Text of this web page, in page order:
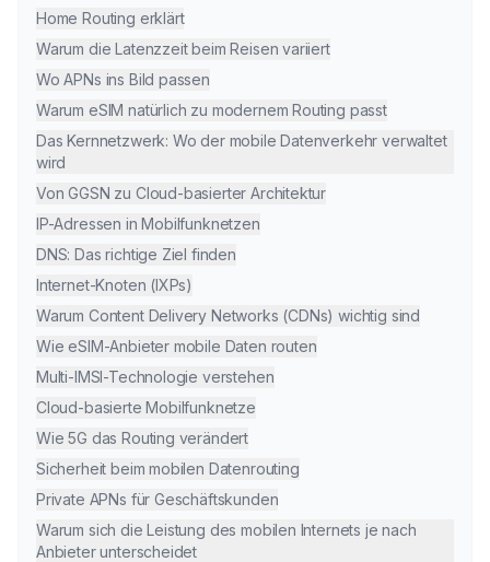
Home Routing erklärt
Warum die Latenzzeit beim Reisen variiert
Wo APNs ins Bild passen
Warum eSIM natürlich zu modernem Routing passt
Das Kernnetzwerk: Wo der mobile Datenverkehr verwaltet
wird
Von GGSN zu Cloud-basierter Architektur
IP-Adressen in Mobilfunknetzen
DNS: Das richtige Ziel finden
Internet-Knoten (IXPs)
Warum Content Delivery Networks (CDNs) wichtig sind
Wie eSIM-Anbieter mobile Daten routen
Multi-IMSI-Technologie verstehen
Cloud-basierte Mobilfunknetze
Wie 5G das Routing verändert
Sicherheit beim mobilen Datenrouting
Private APNs für Geschäftskunden
Warum sich die Leistung des mobilen Internets je nach
Anbieter unterscheidet